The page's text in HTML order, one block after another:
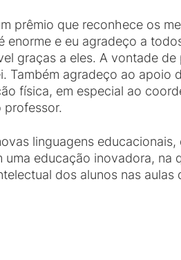
prêmio que reconhece os
e eu agradeço a
graças a eles. A vontade de
Também agradeço ao
física, em especial ao
professor.
linguagens
educação inovadora, na
dos alunos nas aulas